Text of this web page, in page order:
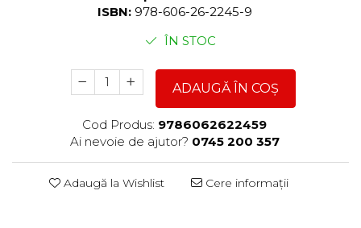
ISBN: 978-606-26-2245-9
ÎN STOC
ADAUGĂ ÎN COȘ
Cod Produs: 9786062622459
Ai nevoie de ajutor? 0745 200 357
Adaugă la Wishlist Cere informații